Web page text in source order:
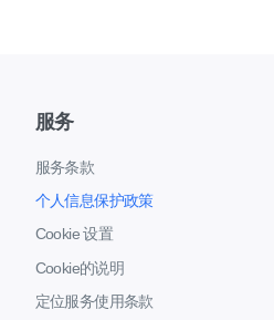
服务
服务条款
个人信息保护政策
Cookie 设置
Cookie的说明
定位服务使用条款